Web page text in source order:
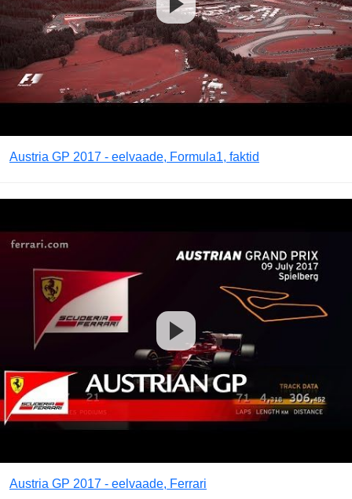
Austria GP 2017 - eelvaade, Formula1, faktid
Austria GP 2017 - eelvaade, Ferrari